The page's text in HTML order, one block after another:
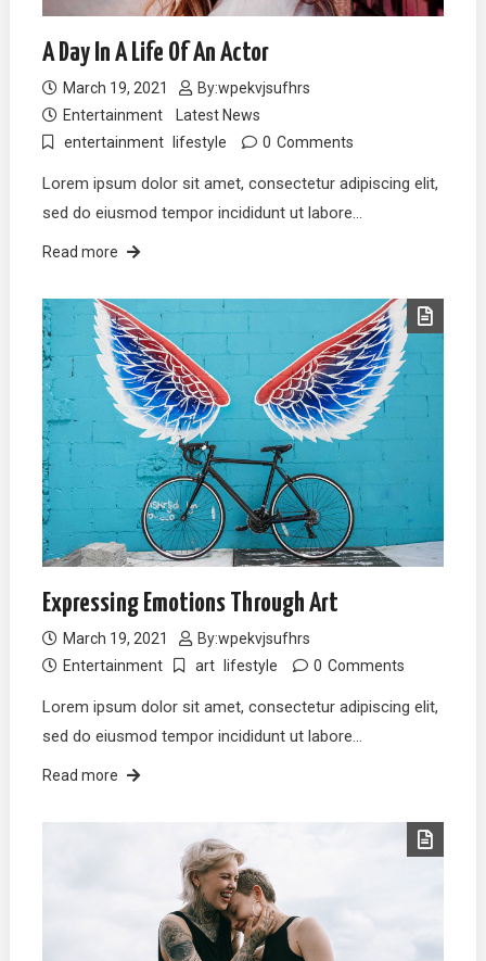
A Day In A Life Of An Actor
March 19, 2021 By:wpekvjsufhrs
Entertainment
Latest News
entertainment lifestyle 0 Comments
Lorem ipsum dolor sit amet, consectetur adipiscing elit,
sed do eiusmod tempor incididunt ut labore…
Read more
Expressing Emotions Through Art
March 19, 2021 By:wpekvjsufhrs
Entertainment
art lifestyle 0 Comments
Lorem ipsum dolor sit amet, consectetur adipiscing elit,
sed do eiusmod tempor incididunt ut labore…
Read more